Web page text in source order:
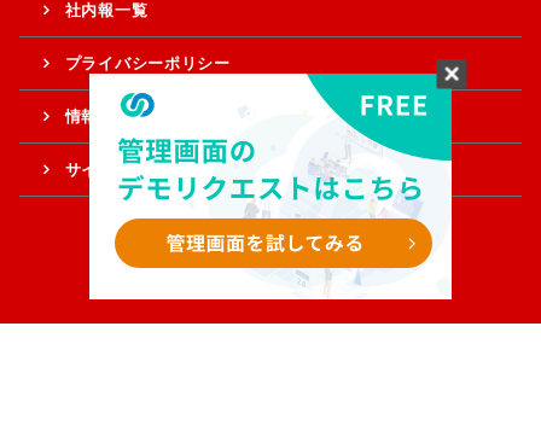
社内報一覧
プライバシーポリシー
情報提供・ご意見
サイトマップ
Copyright © Sample Corporation. All Rights Reserved.